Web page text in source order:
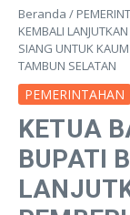
Beranda /
KEMBALI
SIANG UNTUK
TAMBUN SELATAN
PEMERINTAHAN
KETUA
BUPATI